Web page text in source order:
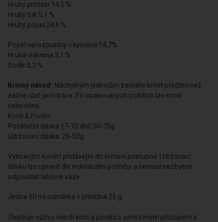
Hrubý protein 14,5 %
Hrubý tuk 5,1 %
Hrubý popel 24,6 %
Popel nerozpustný v kyselině 14,7%
Hrubá vláknina 3,1 %
Sodík 0,3 %
Krmný návod: Náchylným jedincům začněte krmit předtím než
začne růst jarní tráva. Při opakovaných potížích lze krmit
celoročně.
Koně & Poníci
Počáteční dávka: (7-10 dní) 50-75g
Udržovací dávka: 25-50g
Vybíravým koním přidávejte do krmení postupně. Udržovací
dávku lze upravit dle individuální potřeby a nemusí nezbytně
odpovídat tělesné váze.
Jedna 50 ml odměrka = přibližně 25 g.
Zlepšuje výživu všech koní a poníků s omezeným přístupem k